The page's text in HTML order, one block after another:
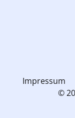
Impressum
©